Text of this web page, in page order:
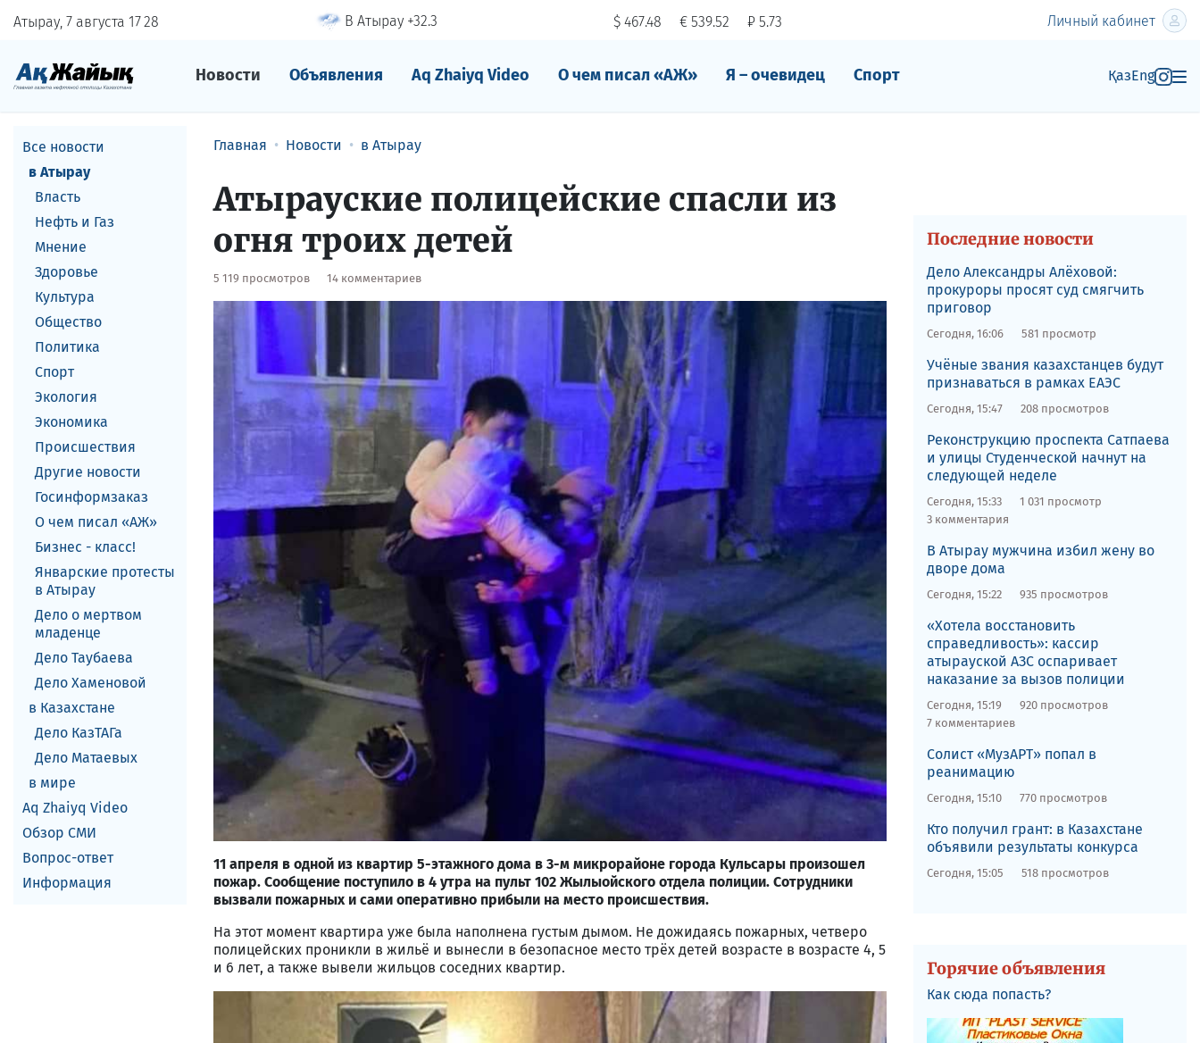
Атырау, 7 августа 1728 В Атырау +32.3 $ 467.48 € 539.52 ₽ 5.73 Личный кабинет
Новости Объявления Aq Zhaiyq Video О чем писал «АЖ» Я – очевидец Спорт ҚазEng
Все новости
в Атырау
Власть
Нефть и Газ
Мнение
Здоровье
Культура
Общество
Политика
Спорт
Экология
Экономика
Происшествия
Другие новости
Госинформзаказ
О чем писал «АЖ»
Бизнес - класс!
Январские протесты
в Атырау
Дело о мертвом
младенце
Дело Таубаева
Дело Хаменовой
в Казахстане
Дело КазТАГа
Дело Матаевых
в мире
Aq Zhaiyq Video
Обзор СМИ
Вопрос-ответ
Информация
Главная Новости в Атырау
Атырауские полицейские cпасли из
огня троих детей
5 119 просмотров 14 комментариев
11 апреля в одной из квартир 5-этажного дома в 3-м микрорайоне города Кульсары произошел
пожар. Сообщение поступило в 4 утра на пульт 102 Жылыойского отдела полиции. Сотрудники
вызвали пожарных и сами оперативно прибыли на место происшествия.
На этот момент квартира уже была наполнена густым дымом. Не дожидаясь пожарных, четверо
полицейских проникли в жильё и вынесли в безопасное место трёх детей возрасте в возрасте 4, 5
и 6 лет, а также вывели жильцов соседних квартир.
Последние новости
Дело Александры Алёховой:
прокуроры просят суд смягчить
приговор
Сегодня, 16:06 581 просмотр
Учёные звания казахстанцев будут
признаваться в рамках ЕАЭС
Сегодня, 15:47 208 просмотров
Реконструкцию проспекта Сатпаева
и улицы Студенческой начнут на
следующей неделе
Сегодня, 15:33
1 031 просмотр
3 комментария
​В Атырау мужчина избил жену во
дворе дома
Сегодня, 15:22 935 просмотров
​«Хотела восстановить
справедливость»: кассир
атырауской АЗС оспаривает
наказание за вызов полиции
Сегодня, 15:19
920 просмотров
7 комментариев
Солист «МузАРТ» попал в
реанимацию
Сегодня, 15:10 770 просмотров
Кто получил грант: в Казахстане
объявили результаты конкурса
Сегодня, 15:05 518 просмотров
Горячие объявления
Как сюда попасть?